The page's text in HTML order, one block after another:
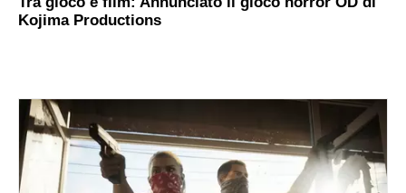
Kojima Productions